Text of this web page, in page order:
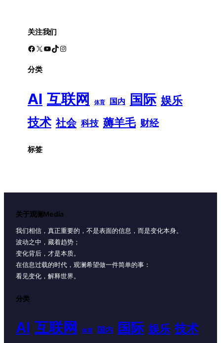
关注我们
Facebook X YouTube TikTok Instagram
分类
AI 互联网 体育 国内 国际 娱乐
技术 社会 科技 薅羊毛 财经
标签
关于观澜Media
我们相信，真正重要的，不是表面的信息，而是变化本身。
波动之中，藏着趋势；
变化背后，才是本质。
在信息过载的时代，观澜希望做一件简单的事：
看见变化，解释世界。
分类
AI 互联网 体育 国内 国际 娱乐 技术